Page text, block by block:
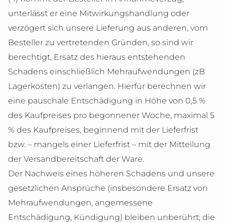
unterlässt er eine Mitwirkungshandlung oder
verzögert sich unsere Lieferung aus anderen, vom
Besteller zu vertretenden Gründen, so sind wir
berechtigt, Ersatz des hieraus entstehenden
Schadens einschließlich Mehraufwendungen (zB
Lagerkosten) zu verlangen. Hierfür berechnen wir
eine pauschale Entschädigung in Höhe von 0,5 %
des Kaufpreises pro begonnener Woche, maximal 5
% des Kaufpreises, beginnend mit der Lieferfrist
bzw. – mangels einer Lieferfrist – mit der Mitteilung
der Versandbereitschaft der Ware.
Der Nachweis eines höheren Schadens und unsere
gesetzlichen Ansprüche (insbesondere Ersatz von
Mehraufwendungen, angemessene
Entschädigung, Kündigung) bleiben unberührt; die